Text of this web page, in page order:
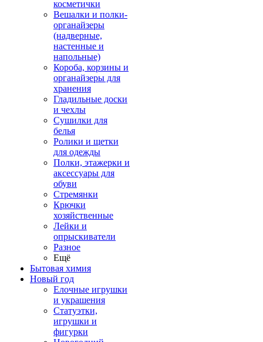
косметички
Вешалки и полки-
органайзеры
(надверные,
настенные и
напольные)
Короба, корзины и
органайзеры для
хранения
Гладильные доски
и чехлы
Сушилки для
белья
Ролики и щетки
для одежды
Полки, этажерки и
аксессуары для
обуви
Стремянки
Крючки
хозяйственные
Лейки и
опрыскиватели
Разное
Ещё
Бытовая химия
Новый год
Елочные игрушки
и украшения
Статуэтки,
игрушки и
фигурки